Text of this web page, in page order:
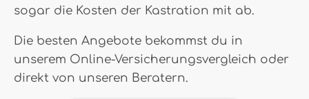
sogar die Kosten der Kastration mit ab.
Die besten Angebote bekommst du in
unserem Online-Versicherungsvergleich oder
direkt von unseren Beratern.